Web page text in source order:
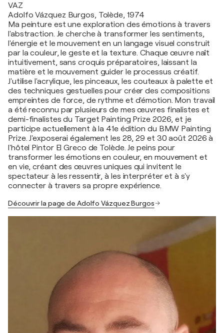
VAZ
Adolfo Vázquez Burgos, Tolède, 1974
Ma peinture est une exploration des émotions à travers
l'abstraction. Je cherche à transformer les sentiments,
l'énergie et le mouvement en un langage visuel construit
par la couleur, le geste et la texture. Chaque œuvre naît
intuitivement, sans croquis préparatoires, laissant la
matière et le mouvement guider le processus créatif.
J'utilise l'acrylique, les pinceaux, les couteaux à palette et
des techniques gestuelles pour créer des compositions
empreintes de force, de rythme et d'émotion. Mon travail
a été reconnu par plusieurs de mes œuvres finalistes et
demi-finalistes du Target Painting Prize 2026, et je
participe actuellement à la 41e édition du BMW Painting
Prize. J'exposerai également les 28, 29 et 30 août 2026 à
l'hôtel Pintor El Greco de Tolède. Je peins pour
transformer les émotions en couleur, en mouvement et
en vie, créant des œuvres uniques qui invitent le
spectateur à les ressentir, à les interpréter et à s'y
connecter à travers sa propre expérience.
Découvrir la page de Adolfo Vázquez Burgos